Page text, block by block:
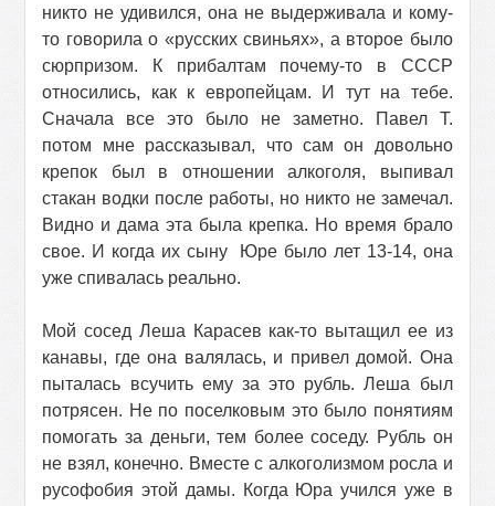
никто не удивился, она не выдерживала и кому-
то говорила о «русских свиньях», а второе было
сюрпризом. К прибалтам почему-то в СССР
относились, как к европейцам. И тут на тебе.
Сначала все это было не заметно. Павел Т.
потом мне рассказывал, что сам он довольно
крепок был в отношении алкоголя, выпивал
стакан водки после работы, но никто не замечал.
Видно и дама эта была крепка. Но время брало
свое. И когда их сыну
Юре было лет 13-14, она
уже спивалась реально.
Мой сосед Леша Карасев как-то вытащил ее из
канавы, где она валялась, и привел домой. Она
пыталась всучить ему за это рубль. Леша был
потрясен. Не по поселковым это было понятиям
помогать за деньги, тем более соседу. Рубль он
не взял, конечно. Вместе с алкоголизмом росла и
русофобия этой дамы. Когда Юра учился уже в